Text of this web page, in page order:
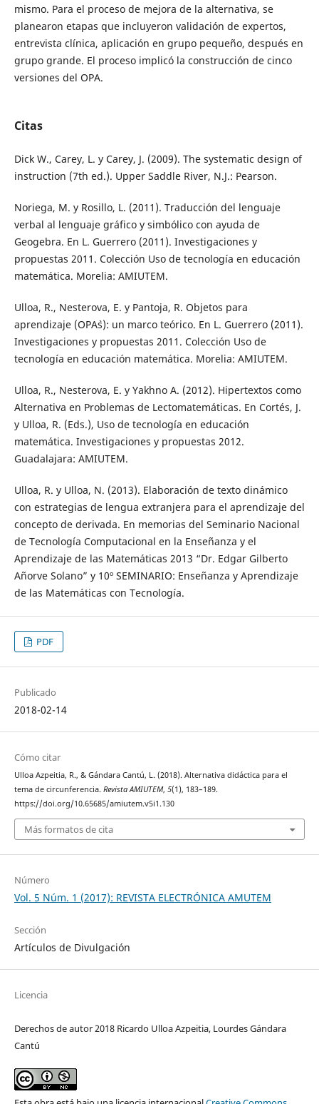
mismo. Para el proceso de mejora de la alternativa, se
planearon etapas que incluyeron validación de expertos,
entrevista clínica, aplicación en grupo pequeño, después en
grupo grande. El proceso implicó la construcción de cinco
versiones del OPA.
Citas
Dick W., Carey, L. y Carey, J. (2009). The systematic design of
instruction (7th ed.). Upper Saddle River, N.J.: Pearson.
Noriega, M. y Rosillo, L. (2011). Traducción del lenguaje
verbal al lenguaje gráfico y simbólico con ayuda de
Geogebra. En L. Guerrero (2011). Investigaciones y
propuestas 2011. Colección Uso de tecnología en educación
matemática. Morelia: AMIUTEM.
Ulloa, R., Nesterova, E. y Pantoja, R. Objetos para
aprendizaje (OPA`s): un marco teórico. En L. Guerrero (2011).
Investigaciones y propuestas 2011. Colección Uso de
tecnología en educación matemática. Morelia: AMIUTEM.
Ulloa, R., Nesterova, E. y Yakhno A. (2012). Hipertextos como
Alternativa en Problemas de Lectomatemáticas. En Cortés, J.
y Ulloa, R. (Eds.), Uso de tecnología en educación
matemática. Investigaciones y propuestas 2012.
Guadalajara: AMIUTEM.
Ulloa, R. y Ulloa, N. (2013). Elaboración de texto dinámico
con estrategias de lengua extranjera para el aprendizaje del
concepto de derivada. En memorias del Seminario Nacional
de Tecnología Computacional en la Enseñanza y el
Aprendizaje de las Matemáticas 2013 “Dr. Edgar Gilberto
Añorve Solano” y 10º SEMINARIO: Enseñanza y Aprendizaje
de las Matemáticas con Tecnología.
PDF
Publicado
2018-02-14
Cómo citar
Ulloa Azpeitia, R., & Gándara Cantú, L. (2018). Alternativa didáctica para el
tema de circunferencia. Revista AMIUTEM, 5(1), 183–189.
https://doi.org/10.65685/amiutem.v5i1.130
Más formatos de cita
Número
Vol. 5 Núm. 1 (2017): REVISTA ELECTRÓNICA AMUTEM
Sección
Artículos de Divulgación
Licencia
Derechos de autor 2018 Ricardo Ulloa Azpeitia, Lourdes Gándara
Cantú